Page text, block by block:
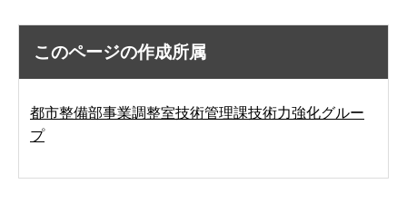
このページの作成所属
都市整備部事業調整室技術管理課技術力強化グルー
プ